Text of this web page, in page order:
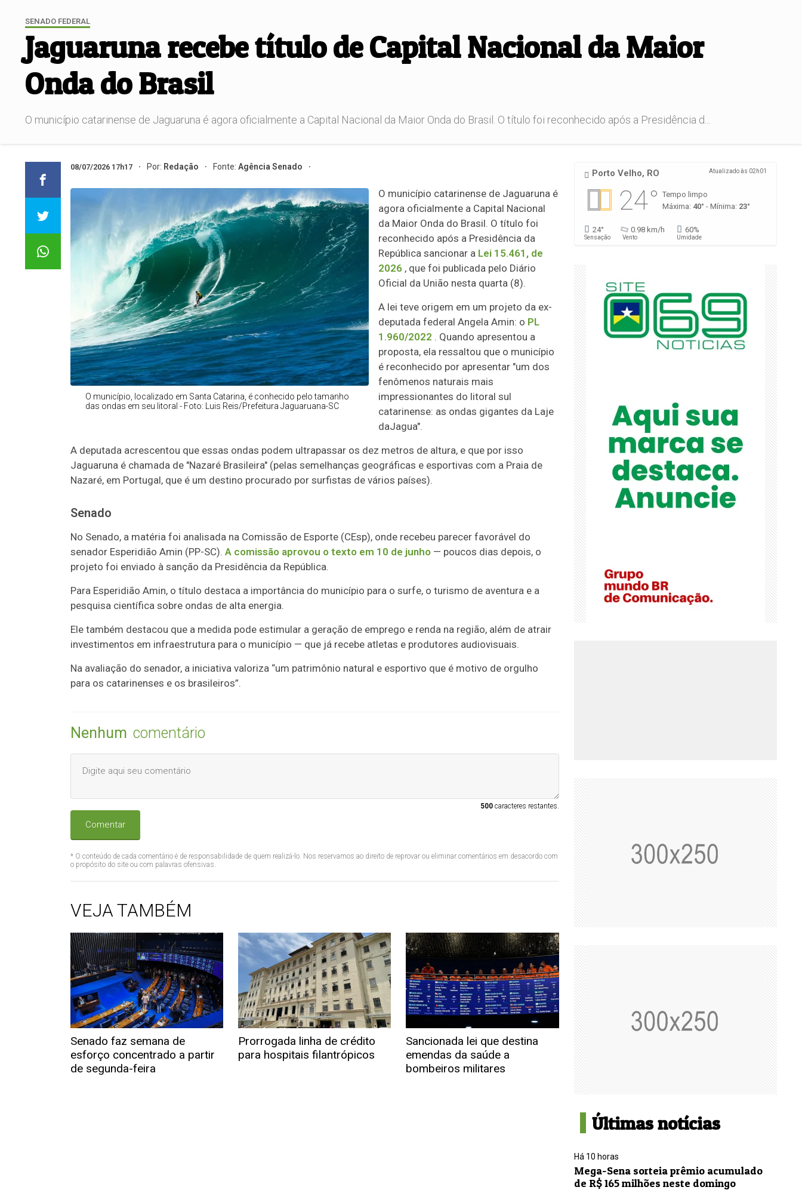
SENADO FEDERAL
Jaguaruna recebe título de Capital Nacional da Maior
Onda do Brasil
O município catarinense de Jaguaruna é agora oficialmente a Capital Nacional da Maior Onda do Brasil. O título foi reconhecido após a Presidência d...
08/07/2026 17h17 Por: Redação Fonte: Agência Senado
O município, localizado em Santa Catarina, é conhecido pelo tamanho
das ondas em seu litoral - Foto: Luis Reis/Prefeitura Jaguaruana-SC
O município catarinense de Jaguaruna é
agora oficialmente a Capital Nacional
da Maior Onda do Brasil. O título foi
reconhecido após a Presidência da
República sancionar a Lei 15.461, de
2026, que foi publicada pelo Diário
Oficial da União nesta quarta (8).
A lei teve origem em um projeto da ex-
deputada federal Angela Amin: o PL
1.960/2022 . Quando apresentou a
proposta, ela ressaltou que o município
é reconhecido por apresentar "um dos
fenômenos naturais mais
impressionantes do litoral sul
catarinense: as ondas gigantes da Laje
daJagua".
A deputada acrescentou que essas ondas podem ultrapassar os dez metros de altura, e que por isso
Jaguaruna é chamada de "Nazaré Brasileira" (pelas semelhanças geográficas e esportivas com a Praia de
Nazaré, em Portugal, que é um destino procurado por surfistas de vários países).
Senado
No Senado, a matéria foi analisada na Comissão de Esporte (CEsp), onde recebeu parecer favorável do
senador Esperidião Amin (PP-SC). A comissão aprovou o texto em 10 de junho— poucos dias depois, o
projeto foi enviado à sanção da Presidência da República.
Para Esperidião Amin, o título destaca a importância do município para o surfe, o turismo de aventura e a
pesquisa científica sobre ondas de alta energia.
Ele também destacou que a medida pode estimular a geração de emprego e renda na região, além de atrair
investimentos em infraestrutura para o município — que já recebe atletas e produtores audiovisuais.
Na avaliação do senador, a iniciativa valoriza “um patrimônio natural e esportivo que é motivo de orgulho
para os catarinenses e os brasileiros”.
Nenhum comentário
500caracteres restantes.
Comentar
* O conteúdo de cada comentário é de responsabilidade de quem realizá-lo. Nos reservamos ao direito de reprovar ou eliminar comentários em desacordo com
o propósito do site ou com palavras ofensivas.
VEJA TAMBÉM
Senado faz semana de
esforço concentrado a partir
de segunda-feira
Prorrogada linha de crédito
para hospitais filantrópicos
Sancionada lei que destina
emendas da saúde a
bombeiros militares
Porto Velho, RO Atualizado às 02h01
24°
Tempo limpo
Máxima: 40° - Mínima: 23°
24°
Sensação
0.98 km/h
Vento
60%
Umidade
Últimas notícias
Há 10 horas
Mega-Sena sorteia prêmio acumulado
de R$ 165 milhões neste domingo